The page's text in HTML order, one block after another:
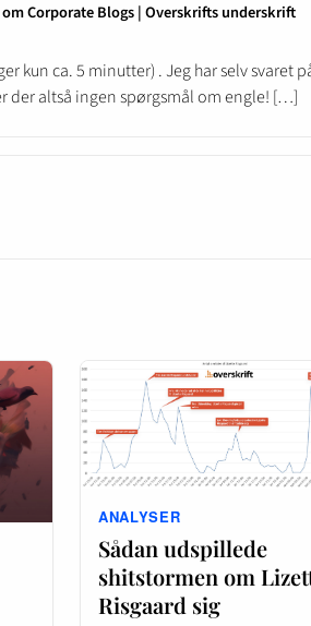
Corporate Blogs | Overskrifts underskrift
kun ca. 5 minutter) . Jeg har selv svaret
der altså ingen spørgsmål om engle! […]
ANALYSER
Sådan udspillede
shitstormen om
Risgaard sig